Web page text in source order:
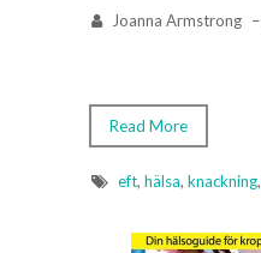
Joanna Armstrong –
Read More
eft, hälsa, knackning,